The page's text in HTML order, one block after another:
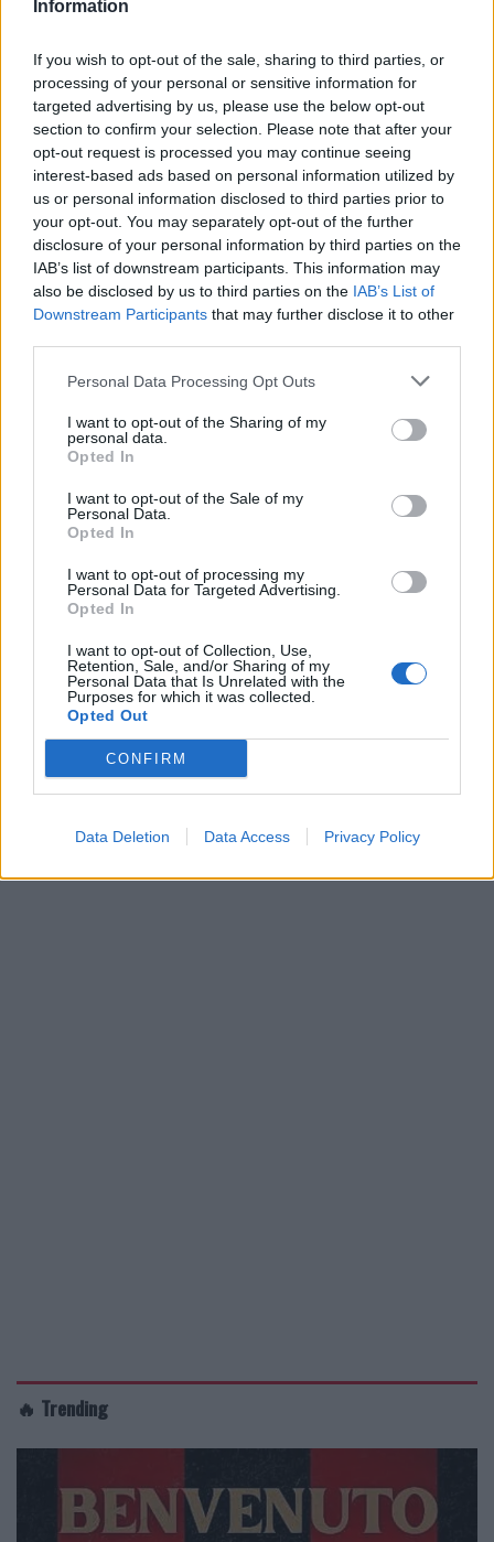
Information
If you wish to opt-out of the sale, sharing to third parties, or
processing of your personal or sensitive information for
targeted advertising by us, please use the below opt-out
section to confirm your selection. Please note that after your
opt-out request is processed you may continue seeing
interest-based ads based on personal information utilized by
us or personal information disclosed to third parties prior to
your opt-out. You may separately opt-out of the further
disclosure of your personal information by third parties on the
IAB’s list of downstream participants. This information may
also be disclosed by us to third parties on the IAB’s List of
Downstream Participants that may further disclose it to other
Personal Data Processing Opt Outs
I want to opt-out of the Sharing of my
personal data.
Opted In
I want to opt-out of the Sale of my
Personal Data.
Opted In
I want to opt-out of processing my
Personal Data for Targeted Advertising.
Opted In
I want to opt-out of Collection, Use,
Retention, Sale, and/or Sharing of my
Personal Data that Is Unrelated with the
Purposes for which it was collected.
Opted Out
CONFIRM
Data Deletion Data Access Privacy Policy
🔥 Trending